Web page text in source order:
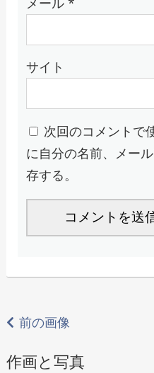
サイト
次回のコメントで
に自分の名前、メー
存する。
前の画像
作画と写真